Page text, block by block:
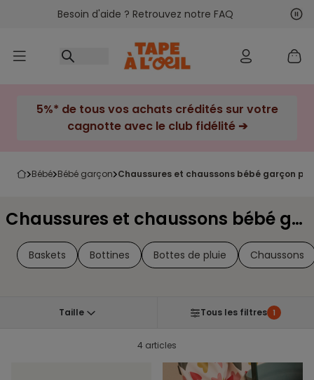
Accéder au contenu
Besoin d'aide ? Retrouvez notre FAQ
5%* de tous vos achats crédités sur votre
cagnotte avec le club fidélité ➔
bébé bébé garçon chaussures et chaussons bébé garçon
Chaussures et chaussons bébé garçon Pointure 27
Baskets Bottines Bottes de pluie Chaussons
Taille Tous les filtres 1
4 articles